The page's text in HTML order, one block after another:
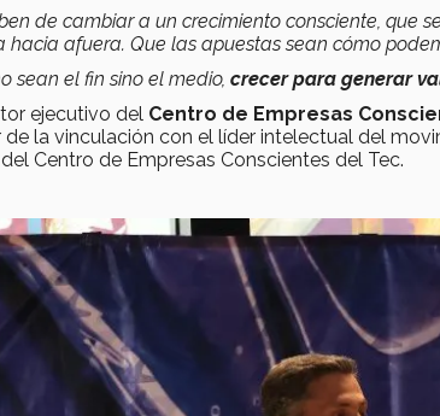
de cambiar a un crecimiento consciente, que
hacia afuera. Que las apuestas sean cómo
sean el fin sino el medio, crecer para generar
ejecutivo del Centro de Empresas
la vinculación con el líder intelectual del
Centro de Empresas Conscientes del Tec.